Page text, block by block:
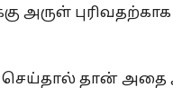
அருள்
செய்தால் தான்